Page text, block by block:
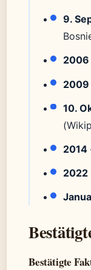
9.
2006
2009
10.
2014
2022
Bestätigte